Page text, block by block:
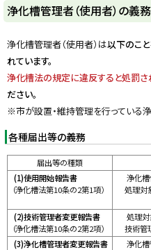
ト
ッ
プ
に
戻
る
浄化槽管理者（使用者）の義務
浄化槽管理者（使用者）は以下のこ
れています。
浄化槽法の規定に違反すると処罰さ
ださい。
※市が設置・維持管理を行っている浄
各種届出等の義務
届出等の種類
(1)使用開始報告書
（浄化槽法第10条の2第1項）
浄化槽
処理対
(2)技術管理者変更報告書
（浄化槽法第10条の2第2項）
処理対
技術管
(3)浄化槽管理者変更報告書
浄化槽